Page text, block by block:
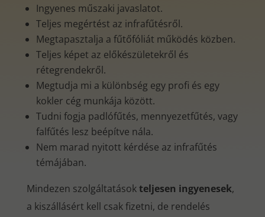
Ingyenes műszaki javaslatot.
Teljes megértést az infrafűtésről.
Megtapasztalja a fűtőfóliát működés közben.
Teljes képet az előkészületekről és
rétegrendekről.
Megtudja mi a különbség egy profi és egy
kokler cég munkája között.
Tudni fogja padlófűtés, mennyezetfűtés, vagy
falfűtés lesz beépítve nála.
Nem marad nyitott kérdése az infrafűtés
témájában.
Mindezen szolgáltatásokteljesen ingyenesek,
a kiszállásért kell csak fizetni, de rendelés